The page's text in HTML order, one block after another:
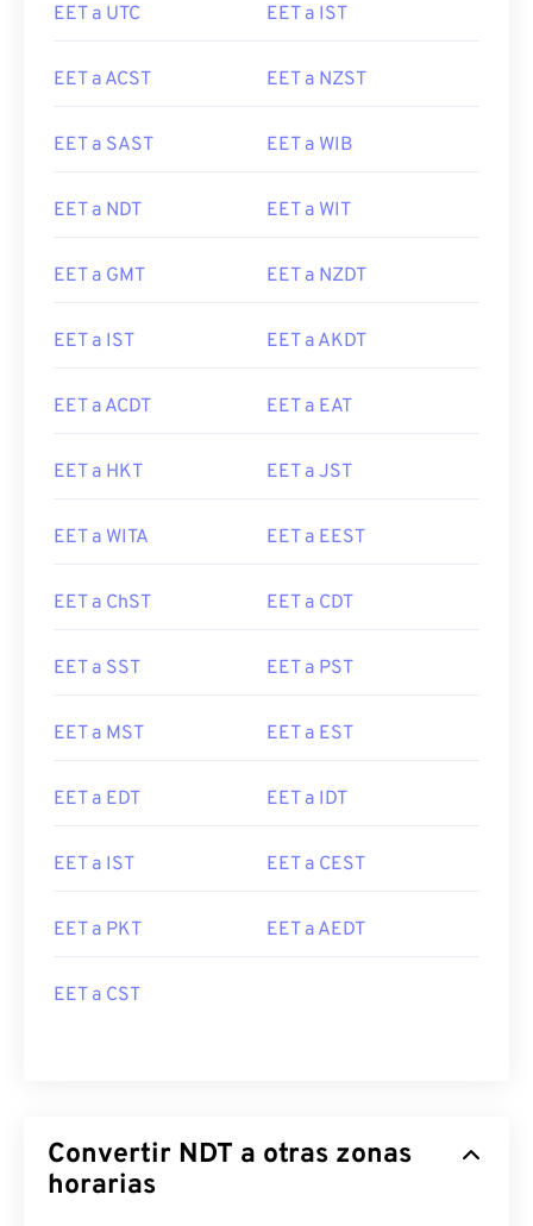
EET a UTC EET a IST
EET a ACST EET a NZST
EET a SAST EET a WIB
EET a NDT EET a WIT
EET a GMT EET a NZDT
EET a IST EET a AKDT
EET a ACDT EET a EAT
EET a HKT EET a JST
EET a WITA EET a EEST
EET a ChST EET a CDT
EET a SST EET a PST
EET a MST EET a EST
EET a EDT EET a IDT
EET a IST EET a CEST
EET a PKT EET a AEDT
EET a CST
Convertir NDT a otras zonas
horarias